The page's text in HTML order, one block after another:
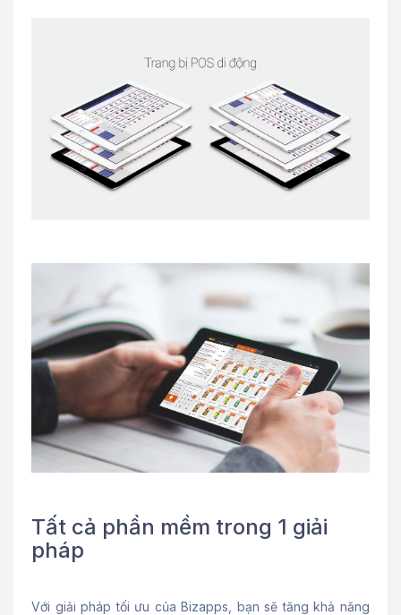
Tất cả phần mềm trong 1 giải
pháp
Với giải pháp tối ưu của Bizapps, bạn sẽ tăng khả năng